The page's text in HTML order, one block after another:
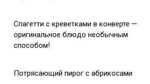
Спагетти с креветками в конверте —
оригинальное блюдо необычным
способом!
Потрясающий пирог с абрикосами